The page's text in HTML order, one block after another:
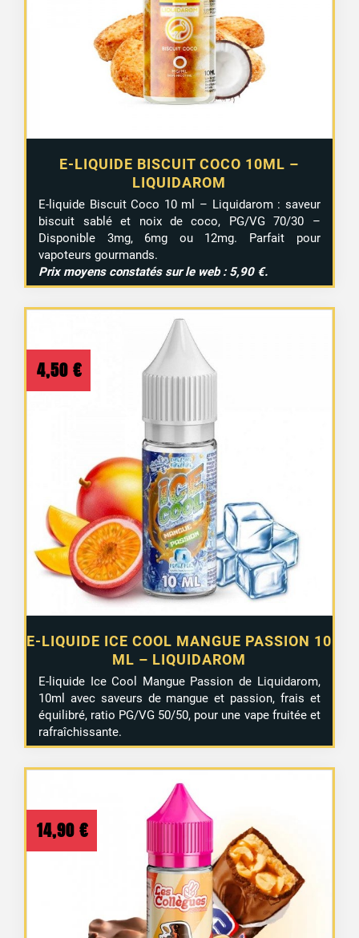
E-LIQUIDE BISCUIT COCO 10ML –
LIQUIDAROM
E-liquide Biscuit Coco 10 ml – Liquidarom : saveur
biscuit sablé et noix de coco, PG/VG 70/30 –
Disponible 3mg, 6mg ou 12mg. Parfait pour
vapoteurs gourmands.
Prix moyens constatés sur le web : 5,90 €.
E-LIQUIDE ICE COOL MANGUE PASSION 10
ML – LIQUIDAROM
4,50 €
E-liquide Ice Cool Mangue Passion de Liquidarom,
10ml avec saveurs de mangue et passion, frais et
équilibré, ratio PG/VG 50/50, pour une vape fruitée et
rafraîchissante.
14,90 €